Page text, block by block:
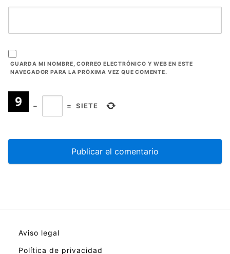
GUARDA MI NOMBRE, CORREO ELECTRÓNICO Y WEB EN ESTE
NAVEGADOR PARA LA PRÓXIMA VEZ QUE COMENTE.
− = SIETE
Aviso legal
Política de privacidad